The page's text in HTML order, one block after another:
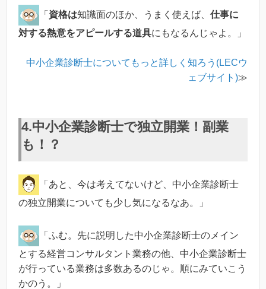
「資格は知識面のほか、うまく使えば、 仕事に
対する熱意をアピールする道具にもなるんじゃよ。」
中小企業診断士についてもっと詳しく知ろう(LECウ
ェブサイト)≫
4.中小企業診断士で独立開業！副業
も！？
「あと、今は考えてないけど、中小企業診断士
の独立開業についても少し気になるなあ。」
「ふむ。先に説明した中小企業診断士のメイン
とする経営コンサルタント業務の他、中小企業診断士
が行っている業務は多数あるのじゃ。順にみていこう
かのう。」